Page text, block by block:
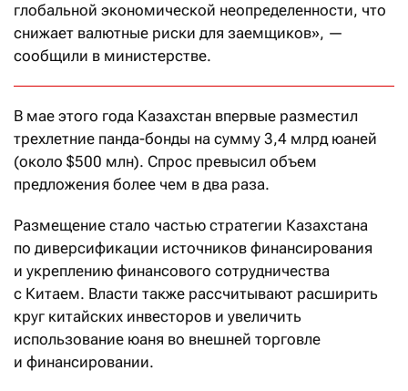
глобальной экономической неопределенности, что
снижает валютные риски для заемщиков», —
сообщили в министерстве.
В мае этого года Казахстан впервые разместил
трехлетние панда-бонды на сумму 3,4 млрд юаней
(около $500 млн). Спрос превысил объем
предложения более чем в два раза.
Размещение стало частью стратегии Казахстана
по диверсификации источников финансирования
и укреплению финансового сотрудничества
с Китаем. Власти также рассчитывают расширить
круг китайских инвесторов и увеличить
использование юаня во внешней торговле
и финансировании.